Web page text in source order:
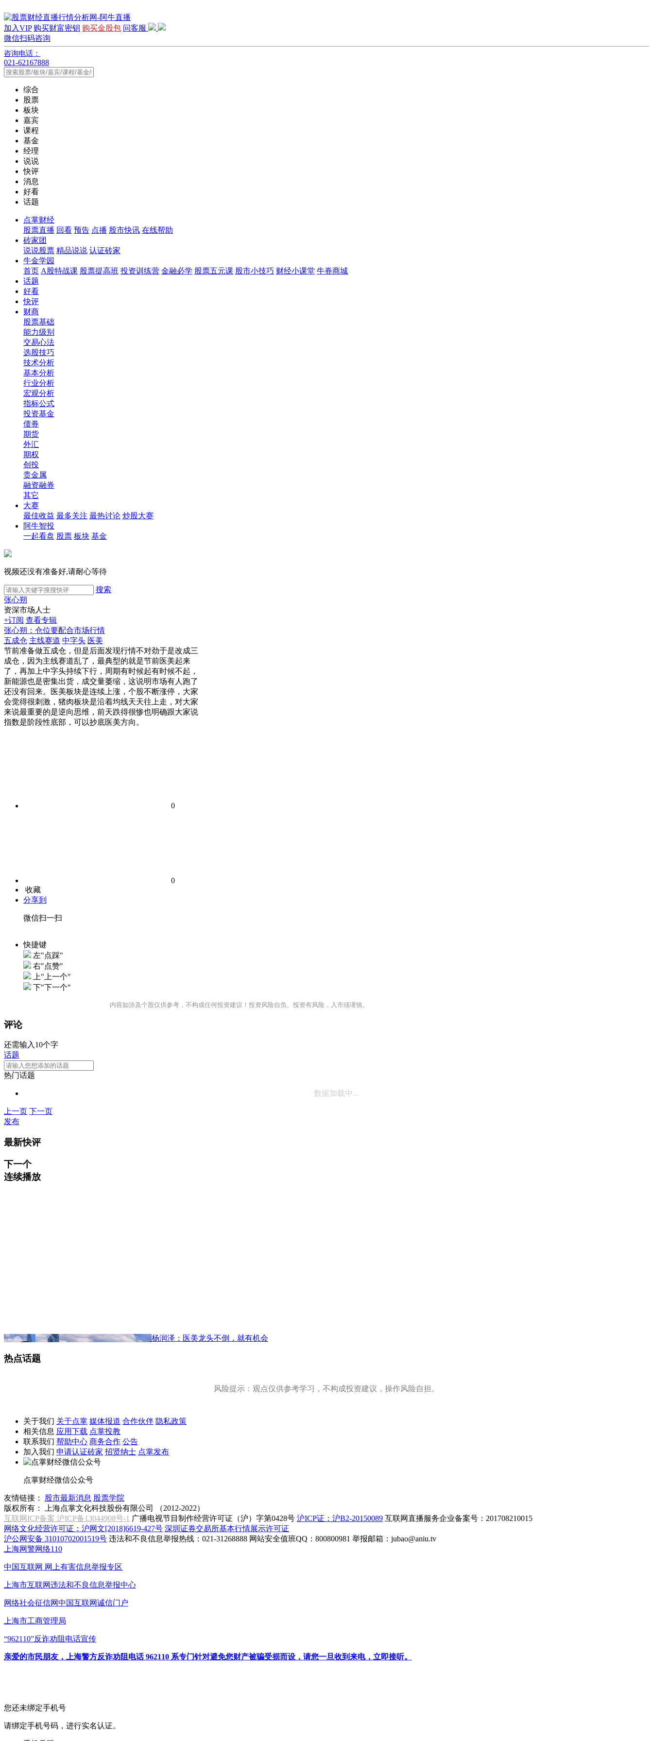
加入VIP 购买财富密钥 购买金股包 问客服
微信扫码咨询
咨询电话：
021-62167888
综合
股票
板块
嘉宾
课程
基金
经理
说说
快评
消息
好看
话题
点掌财经
股票直播 回看 预告 点播 股市快讯 在线帮助
砖家团
说说股票 精品说说 认证砖家
牛金学园
首页 A股特战课 股票提高班 投资训练营 金融必学 股票五元课 股市小技巧 财经小课堂 牛券商城
话题
好看
快评
财商
股票基础
能力级别
交易心法
选股技巧
技术分析
基本分析
行业分析
宏观分析
指标公式
投资基金
债券
期货
外汇
期权
创投
贵金属
融资融券
其它
大赛
最佳收益 最多关注 最热讨论 炒股大赛
阿牛智投
一起看盘 股票 板块 基金
视频还没有准备好,请耐心等待
搜索
张心朔
资深市场人士
+订阅 查看专辑
张心朔：仓位要配合市场行情
五成仓 主线赛道 中字头 医美
节前准备做五成仓，但是后面发现行情不对劲于是改成三
成仓，因为主线赛道乱了，最典型的就是节前医美起来
了，再加上中字头持续下行，周期有时候起有时候不起，
新能源也是密集出货，成交量萎缩，这说明市场有人跑了
还没有回来。医美板块是连续上涨，个股不断涨停，大家
会觉得很刺激，猪肉板块是沿着均线天天往上走，对大家
来说最重要的是逆向思维，前天跌得很惨也明确跟大家说
指数是阶段性底部，可以抄底医美方向。
0
0
收藏
分享到
微信扫一扫
快捷键
左"点踩"
右"点赞"
上"上一个"
下"下一个"
内容如涉及个股仅供参考，不构成任何投资建议！投资风险自负。投资有风险，入市须谨慎。
评论
还需输入10个字
话题
热门话题
数据加载中...
上一页 下一页
发布
最新快评
下一个
连续播放
杨润泽：医美龙头不倒，就有机会
热点话题
风险提示：观点仅供参考学习，不构成投资建议，操作风险自担。
关于我们 关于点掌 媒体报道 合作伙伴 隐私政策
相关信息 应用下载 点掌投教
联系我们 帮助中心 商务合作 公告
加入我们 申请认证砖家 招贤纳士 点掌发布
点掌财经微信公众号
友情链接： 股市最新消息 股票学院
版权所有：
上海点掌文化科技股份有限公司 （2012-2022）
互联网ICP备案 沪ICP备13044908号-1 广播电视节目制作经营许可证（沪）字第0428号 沪ICP证：沪B2-20150089 互联网直播服务企业备案号：201708210015
网络文化经营许可证：沪网文[2018]6619-427号 深圳证券交易所基本行情展示许可证
沪公网安备 31010702001519号 违法和不良信息举报热线：021-31268888 网站安全值班QQ：800800981 举报邮箱： jubao@aniu.tv
上海网警网络110
中国互联网 网上有害信息举报专区
上海市互联网违法和不良信息举报中心
网络社会征信网中国互联网诚信门户
上海市工商管理局
“962110”反诈劝阻电话宣传
亲爱的市民朋友，上海警方反诈劝阻电话 962110 系专门针对避免您财产被骗受损而设，请您一旦收到来电，立即接听。
您还未绑定手机号
请绑定手机号码，进行实名认证。